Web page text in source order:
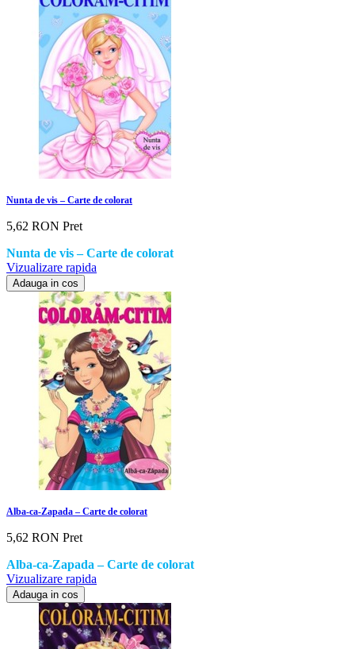
Nunta de vis – Carte de colorat
5,62 RON Pret
Nunta de vis – Carte de colorat
Vizualizare rapida
Adauga in cos
Alba-ca-Zapada – Carte de colorat
5,62 RON Pret
Alba-ca-Zapada – Carte de colorat
Vizualizare rapida
Adauga in cos